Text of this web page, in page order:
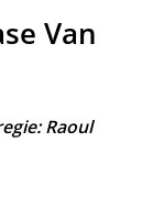
Van
Raoul